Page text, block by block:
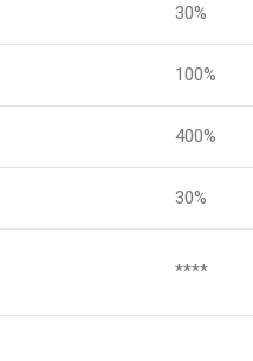
30%
100%
400%
30%
****